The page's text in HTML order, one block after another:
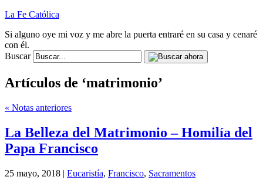
La Fe Católica
Si alguno oye mi voz y me abre la puerta entraré en su casa y cenaré
con él.
Buscar
Artículos de ‘matrimonio’
« Notas anteriores
La Belleza del Matrimonio – Homilía del
Papa Francisco
25 mayo, 2018 | Eucaristía, Francisco, Sacramentos